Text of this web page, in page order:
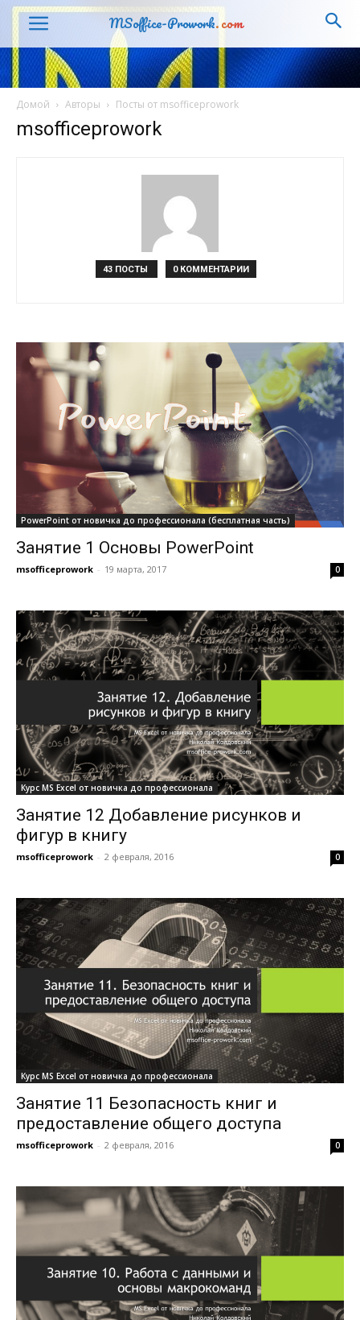
MSoffice-Prowork.com
Домой Авторы Посты от msofficeprowork
msofficeprowork
43 ПОСТЫ 0 КОММЕНТАРИИ
PowerPoint от новичка до профессионала (бесплатная часть)
Занятие 1 Основы PowerPoint
msofficeprowork - 19 марта, 2017 0
Курс MS Excel от новичка до профессионала
Занятие 12 Добавление рисунков и
фигур в книгу
msofficeprowork - 2 февраля, 2016 0
Курс MS Excel от новичка до профессионала
Занятие 11 Безопасность книг и
предоставление общего доступа
msofficeprowork - 2 февраля, 2016 0